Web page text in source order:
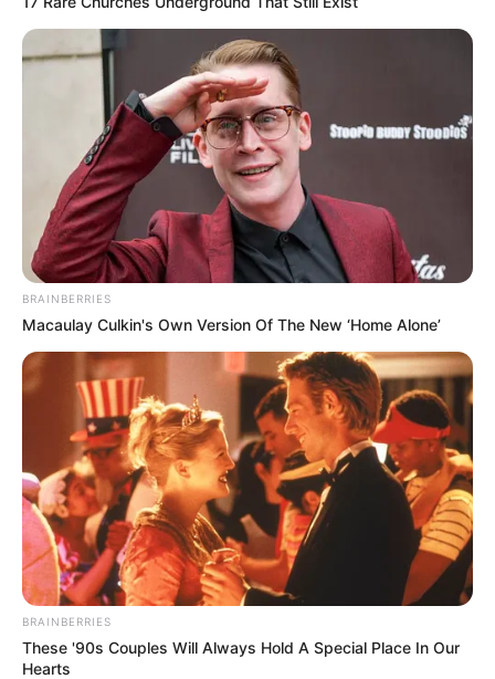
Member Girls’ Alert
1.Jisung
(foto: instagram/gsa_ins)
BRAINBERRIES
Macaulay Culkin's Own Version Of The New ‘Home Alone’
BRAINBERRIES
These '90s Couples Will Always Hold A Special Place In Our
Hearts